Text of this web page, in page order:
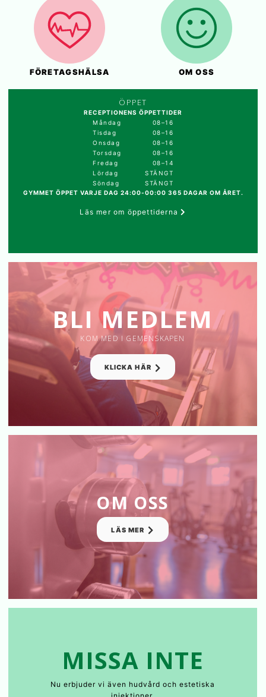
FÖRETAGSHÄLSA OM OSS
ÖPPET
RECEPTIONENS ÖPPETTIDER
Måndag
08–16
Tisdag
08–16
Onsdag
08–16
Torsdag
08–16
Fredag
08–14
Lördag
STÄNGT
Söndag
STÄNGT
GYMMET ÖPPET VARJE DAG 24:00-00:00 365 DAGAR OM ÅRET.
Läs mer om öppettiderna
BLI MEDLEM
KOM MED I GEMENSKAPEN
KLICKA HÄR
OM OSS
LÄS MER
MISSA INTE
Nu erbjuder vi även hudvård och estetiska